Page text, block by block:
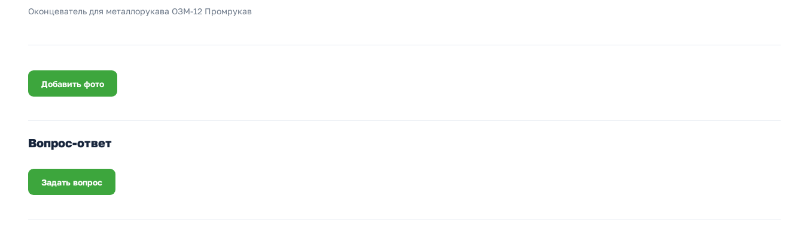
Оконцеватель для металлорукава ОЗМ-12 Промрукав
Добавить фото
Вопрос-ответ
Задать вопрос